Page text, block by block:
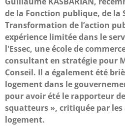
de la Fonction publique, de la
Transformation de l’action
expérience limitée dans le
l'Essec, une école de
consultant en stratégie pour
Conseil. Il a également été
logement dans le
pour avoir été le rapporteur
squatteurs », critiquée par
logement.